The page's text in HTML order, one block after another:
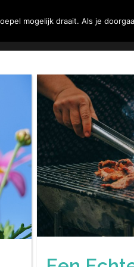
mogelijk draait. Als je